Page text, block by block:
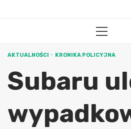
PRIMARY
AKTUALNOŚCI KRONIKA POLICYJNA
Subaru